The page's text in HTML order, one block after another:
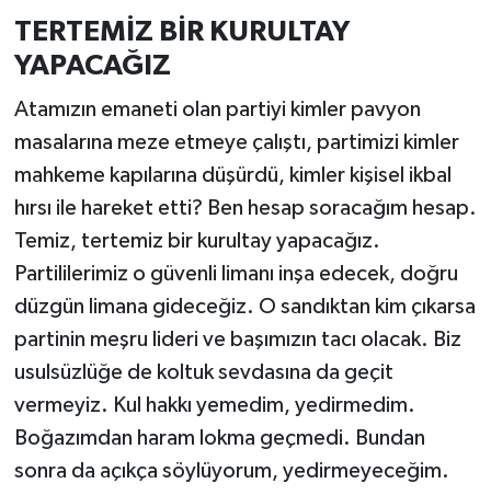
TERTEMİZ BİR KURULTAY
YAPACAĞIZ
Atamızın emaneti olan partiyi kimler pavyon
masalarına meze etmeye çalıştı, partimizi kimler
mahkeme kapılarına düşürdü, kimler kişisel ikbal
hırsı ile hareket etti? Ben hesap soracağım hesap.
Temiz, tertemiz bir kurultay yapacağız.
Partililerimiz o güvenli limanı inşa edecek, doğru
düzgün limana gideceğiz. O sandıktan kim çıkarsa
partinin meşru lideri ve başımızın tacı olacak. Biz
usulsüzlüğe de koltuk sevdasına da geçit
vermeyiz. Kul hakkı yemedim, yedirmedim.
Boğazımdan haram lokma geçmedi. Bundan
sonra da açıkça söylüyorum, yedirmeyeceğim.